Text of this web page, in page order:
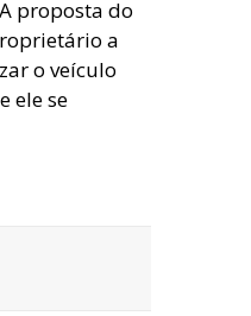
proposta do
a
o veículo
ele se